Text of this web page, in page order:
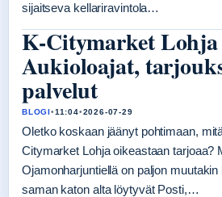
sijaitseva kellariravintola…
K-Citymarket
Aukioloajat,
palvelut
BLOGI•11:04•2026-07-29
Oletko koskaan jäänyt pohtimaan,
Citymarket Lohja oikeastaan tarjoaa?
Ojamonharjuntiellä on paljon
saman katon alta löytyvät Posti,…